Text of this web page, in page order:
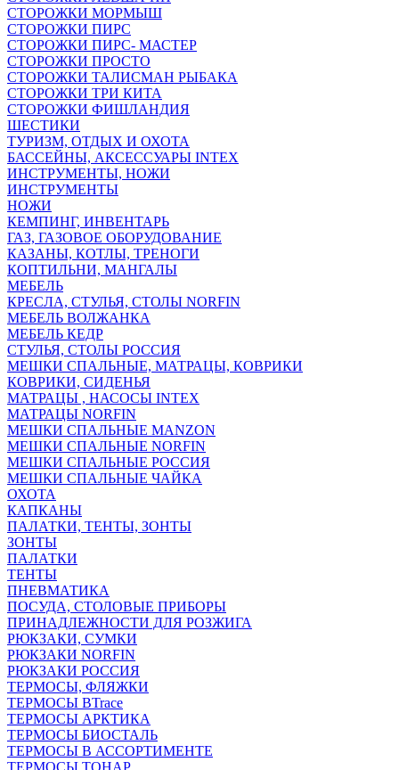
СТОРОЖКИ МОРМЫШ
СТОРОЖКИ ПИРС
СТОРОЖКИ ПИРС- МАСТЕР
СТОРОЖКИ ПРОСТО
СТОРОЖКИ ТАЛИСМАН РЫБАКА
СТОРОЖКИ ТРИ КИТА
СТОРОЖКИ ФИШЛАНДИЯ
ШЕСТИКИ
ТУРИЗМ, ОТДЫХ И ОХОТА
БАССЕЙНЫ, АКСЕССУАРЫ INTEX
ИНСТРУМЕНТЫ, НОЖИ
ИНСТРУМЕНТЫ
НОЖИ
КЕМПИНГ, ИНВЕНТАРЬ
ГАЗ, ГАЗОВОЕ ОБОРУДОВАНИЕ
КАЗАНЫ, КОТЛЫ, ТРЕНОГИ
КОПТИЛЬНИ, МАНГАЛЫ
МЕБЕЛЬ
КРЕСЛА, СТУЛЬЯ, СТОЛЫ NORFIN
МЕБЕЛЬ ВОЛЖАНКА
МЕБЕЛЬ КЕДР
СТУЛЬЯ, СТОЛЫ РОССИЯ
МЕШКИ СПАЛЬНЫЕ, МАТРАЦЫ, КОВРИКИ
КОВРИКИ, СИДЕНЬЯ
МАТРАЦЫ , НАСОСЫ INTEX
МАТРАЦЫ NORFIN
МЕШКИ СПАЛЬНЫЕ MANZON
МЕШКИ СПАЛЬНЫЕ NORFIN
МЕШКИ СПАЛЬНЫЕ РОССИЯ
МЕШКИ СПАЛЬНЫЕ ЧАЙКА
ОХОТА
КАПКАНЫ
ПАЛАТКИ, ТЕНТЫ, ЗОНТЫ
ЗОНТЫ
ПАЛАТКИ
ТЕНТЫ
ПНЕВМАТИКА
ПОСУДА, СТОЛОВЫЕ ПРИБОРЫ
ПРИНАДЛЕЖНОСТИ ДЛЯ РОЗЖИГА
РЮКЗАКИ, СУМКИ
РЮКЗАКИ NORFIN
РЮКЗАКИ РОССИЯ
ТЕРМОСЫ, ФЛЯЖКИ
ТЕРМОСЫ BTrace
ТЕРМОСЫ АРКТИКА
ТЕРМОСЫ БИОСТАЛЬ
ТЕРМОСЫ В АССОРТИМЕНТЕ
ТЕРМОСЫ ТОНАР